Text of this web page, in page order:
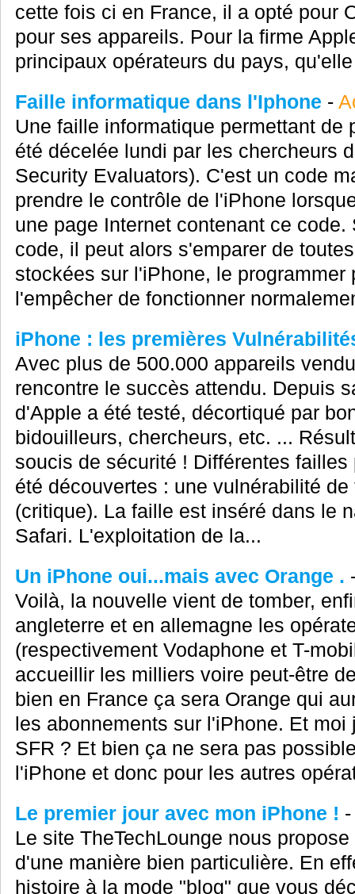
cette fois ci en France, il a opté pour
pour ses appareils. Pour la firme
principaux opérateurs du pays,
Faille informatique dans l'Iphone -
Une faille informatique permettant de
été décelée lundi par les chercheurs
Security Evaluators). C'est un code
prendre le contrôle de l'iPhone
une page Internet contenant ce
code, il peut alors s'emparer de
stockées sur l'iPhone, le programmer
l'empêcher de fonctionner
iPhone : les premières
Avec plus de 500.000 appareils
rencontre le succès attendu. Depuis
d'Apple a été testé, décortiqué par
bidouilleurs, chercheurs, etc. ...
soucis de sécurité ! Différentes
été découvertes : une vulnérabilité
(critique). La faille est inséré dans le
Safari. L'exploitation de la...
Un iPhone oui...mais avec Orange .
Voilà, la nouvelle vient de tomber,
angleterre et en allemagne les
(respectivement Vodaphone et T-
accueillir les milliers voire peut-être
bien en France ça sera Orange qui
les abonnements sur l'iPhone. Et
SFR ? Et bien ça ne sera pas
l'iPhone et donc pour les autres
Le premier jour avec mon iPhone ! -
Le site TheTechLounge nous
d'une manière bien particulière. En
histoire à la mode "blog" que vous